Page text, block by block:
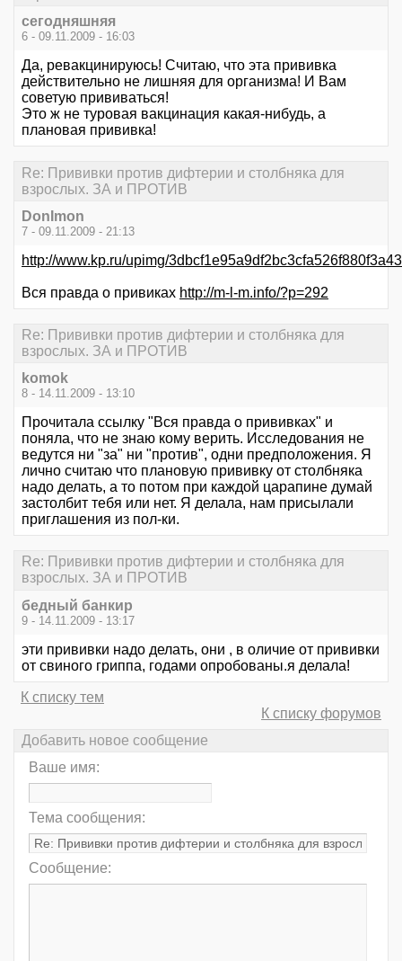
сегодняшняя
6 - 09.11.2009 - 16:03
Да, ревакцинируюсь! Считаю, что эта прививка
действительно не лишняя для организма! И Вам
советую прививаться!
Это ж не туровая вакцинация какая-нибудь, а
плановая прививка!
Re: Прививки против дифтерии и столбняка для
взрослых. ЗА и ПРОТИВ
DonImon
7 - 09.11.2009 - 21:13
http://www.kp.ru/upimg/
Вся правда о привиках http://m-l-m.info/?p=292
Re: Прививки против дифтерии и столбняка для
взрослых. ЗА и ПРОТИВ
komok
8 - 14.11.2009 - 13:10
Прочитала ссылку "Вся правда о прививках" и
поняла, что не знаю кому верить. Исследования не
ведутся ни "за" ни "против", одни предположения. Я
лично считаю что плановую прививку от столбняка
надо делать, а то потом при каждой царапине думай
застолбит тебя или нет. Я делала, нам присылали
приглашения из пол-ки.
Re: Прививки против дифтерии и столбняка для
взрослых. ЗА и ПРОТИВ
бедный банкир
9 - 14.11.2009 - 13:17
эти прививки надо делать, они , в оличие от прививки
от свиного гриппа, годами опробованы.я делала!
К списку тем
К списку форумов
Добавить новое сообщение
Ваше имя:
Тема сообщения:
Сообщение: